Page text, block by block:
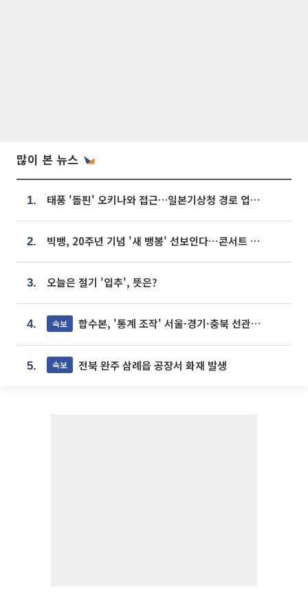
많이 본 뉴스
1. 태풍 '돌핀' 오키나와 접근…일본기상청 경로 업데이트
2. 빅뱅, 20주년 기념 '새 뱅봉' 선보인다⋯콘서트 앞두고 팝업 개최
3. 오늘은 절기 '입추', 뜻은?
4. 속보 합수본, '통계 조작' 서울·경기·충북 선관위 등 추가 압수수색
5. 속보 전북 완주 삼례읍 공장서 화재 발생